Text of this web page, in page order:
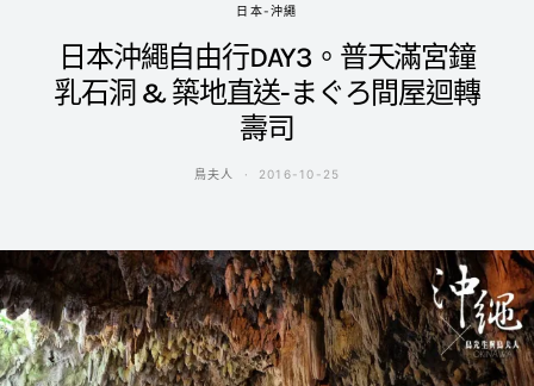
日本-沖繩
日本沖繩自由行DAY3。普天滿宮鐘
乳石洞 & 築地直送-まぐろ間屋迴轉
壽司
鳥夫人 2016-10-25